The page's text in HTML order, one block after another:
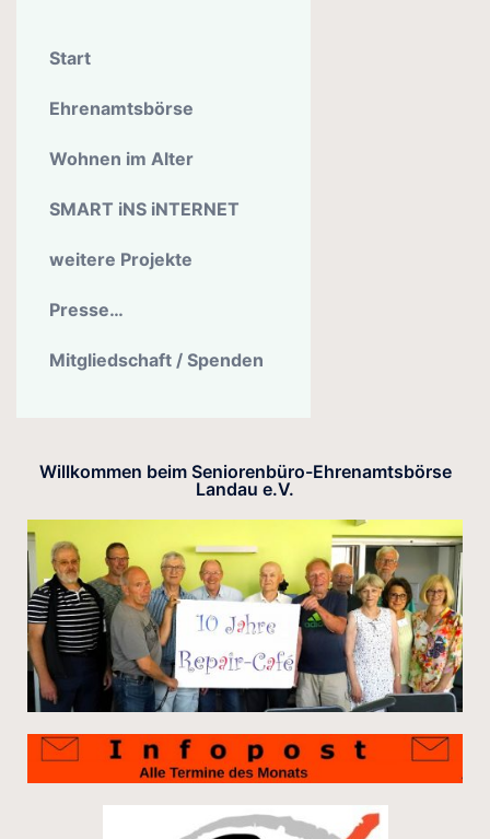
Start
Ehrenamtsbörse
Wohnen im Alter
SMART iNS iNTERNET
weitere Projekte
Presse…
Mitgliedschaft / Spenden
Willkommen beim Seniorenbüro-Ehrenamtsbörse
Landau e.V.